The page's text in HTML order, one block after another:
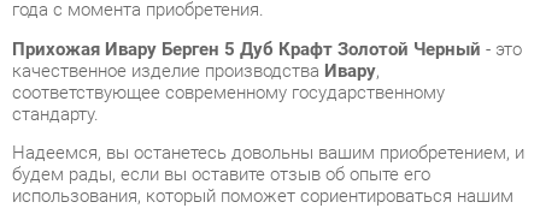
Надеемся, вы останетесь довольны вашим приобретением, и
будем рады, если вы оставите отзыв об опыте его
использования, который поможет сориентироваться нашим
будущим покупателям.
Кроме формы
консультацию, фото и видеообзор продукции вы можете по
e-mail, телефону в Екатеринбурге и через мессенджеры
Telegram и WhatsApp.